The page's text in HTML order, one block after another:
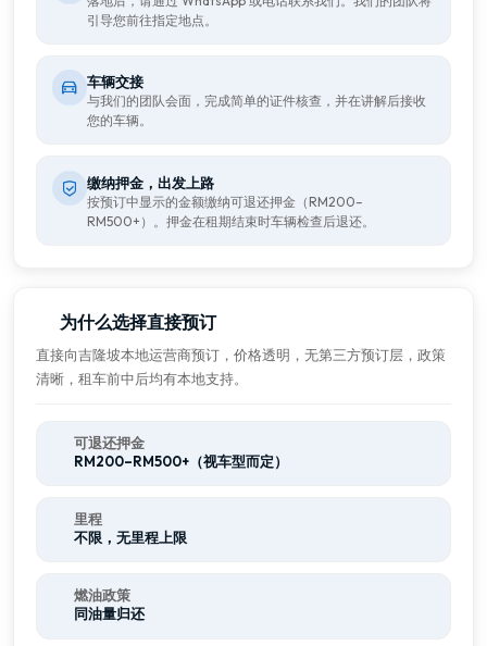
引导您前往指定地点。
车辆交接
与我们的团队会面，完成简单的证件核查，并在讲解后接收
您的车辆。
缴纳押金，出发上路
按预订中显示的金额缴纳可退还押金（RM200–
RM500+）。押金在租期结束时车辆检查后退还。
为什么选择直接预订
直接向吉隆坡本地运营商预订，价格透明，无第三方预订层，政策
清晰，租车前中后均有本地支持。
可退还押金
RM200–RM500+（视车型而定）
里程
不限，无里程上限
燃油政策
同油量归还